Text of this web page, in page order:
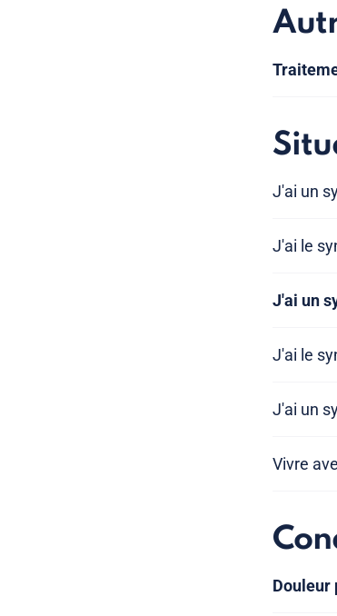
J'ai un
J'ai le
J'ai un
J'ai le
J'ai un
Vivre
Douleur